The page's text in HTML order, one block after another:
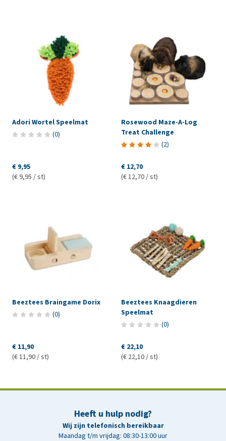
Adori Wortel Speelmat
(0)
€ 9,95
(€ 9,95 / st)
Rosewood Maze-A-Log
Treat Challenge
(2)
€ 12,70
(€ 12,70 / st)
Beeztees Braingame Dorix
(0)
€ 11,90
(€ 11,90 / st)
Beeztees Knaagdieren
Speelmat
(0)
€ 22,10
(€ 22,10 / st)
Heeft u hulp nodig?
Wij zijn telefonisch bereikbaar
Maandag t/m vrijdag: 08:30-13:00 uur